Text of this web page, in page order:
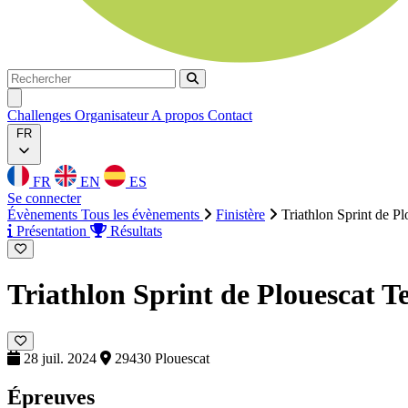
Rechercher
Rechercher
Challenges OrganisateurA propos Contact
FR
FR EN
ES
Se connecter
Évènements Tous les évènements Finistère
Triathlon Sprint de
Présentation
Résultats
Triathlon Sprint de Plouescat
28 juil. 2024 29430 Plouescat
Épreuves